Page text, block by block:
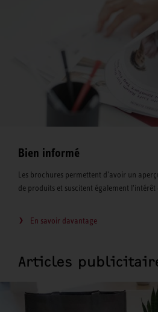
Bien informé
Les brochures permettent d'avoir un
de produits et suscitent également l'intérêt
En savoir davantage
Articles